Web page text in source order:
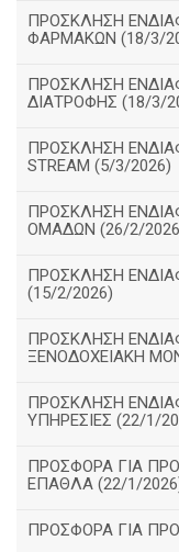
ΠΡΟΣΚΛΗΣΗ
ΦΑΡΜΑΚΩΝ (18/3/
ΠΡΟΣΚΛΗΣΗ
ΔΙΑΤΡΟΦΗΣ (18/3/
ΠΡΟΣΚΛΗΣΗ
STREAM (5/3/2026)
ΠΡΟΣΚΛΗΣΗ
ΟΜΑΔΩΝ (26/2/
ΠΡΟΣΚΛΗΣΗ
(15/2/2026)
ΠΡΟΣΚΛΗΣΗ
ΞΕΝΟΔΟΧΕΙΑΚΗ
ΠΡΟΣΚΛΗΣΗ
ΥΠΗΡΕΣΙΕΣ (22/1/
ΠΡΟΣΦΟΡΑ ΓΙΑ
ΕΠΑΘΛΑ (22/1/
ΠΡΟΣΦΟΡΑ ΓΙΑ